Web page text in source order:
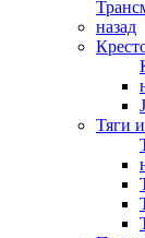
назад
Тяги